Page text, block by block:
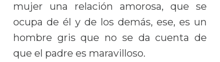
mujer una relación amorosa, que se
ocupa de él y de los demás, ese, es un
hombre gris que no se da cuenta de
que el padre es maravilloso.